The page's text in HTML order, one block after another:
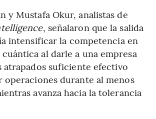
y Mustafa Okur, analistas de
, señalaron que la salida
intensificar la competencia en
al darle a una empresa
atrapados suficiente efectivo
operaciones durante al menos
avanza hacia la tolerancia